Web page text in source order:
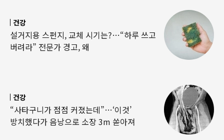
건강
설거지용 스펀지, 교체 시기는?…“하루 쓰고
버려라” 전문가 경고, 왜
건강
“사타구니가 점점 커졌는데”…‘이것’
방치했다가 음낭으로 소장 3m 쏟아져